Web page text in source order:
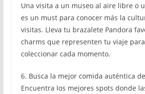
Una visita a un museo al aire libre o
es un must para conocer más la
visitas. Lleva tu brazalete Pandora
charms que representen tu viaje
coleccionar cada momento.
6. Busca la mejor comida auténtica
Encuentra los mejores spots donde